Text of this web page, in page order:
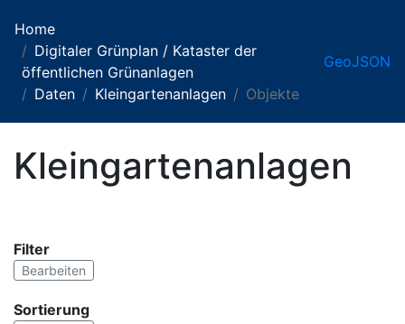
Home
Digitaler Grünplan / Kataster der
öffentlichen Grünanlagen
Daten
Kleingartenanlagen Objekte
GeoJSON
Kleingartenanlagen
Filter
Bearbeiten
Sortierung